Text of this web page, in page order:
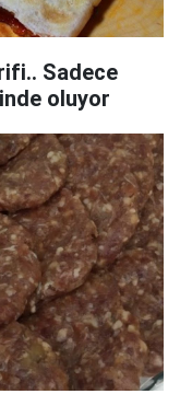
Sadece
oluyor